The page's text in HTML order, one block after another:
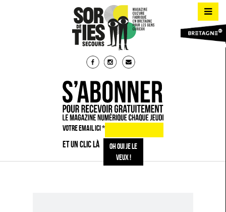
VOTRE EMAIL ICI*
ET UN CLIC LÀ